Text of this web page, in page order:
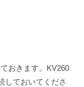
おきます。KV260
しておいてくださ